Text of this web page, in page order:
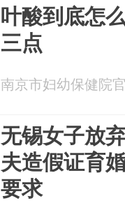
叶酸到底怎
三点
南京市妇幼保健院
无锡女子放
夫造假证育
要求